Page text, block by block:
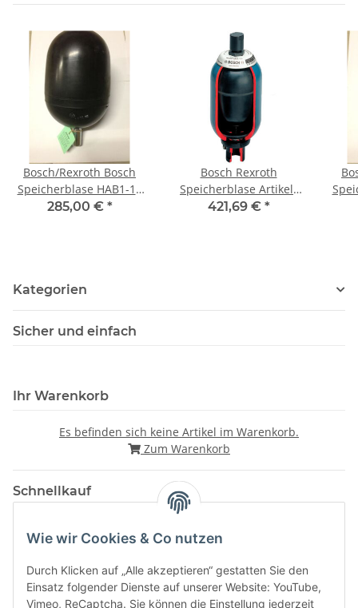
Wie wir Cookies & Co nutzen
Durch Klicken auf „Alle akzeptieren“ gestatten Sie den
Einsatz folgender Dienste auf unserer Website: YouTube,
Vimeo, ReCaptcha. Sie können die Einstellung jederzeit
Bosch/Rexroth Bosch
Speicherblase HAB1-1X
BLASE NBR Artikel-Nr.:
285,00 € *
Bosch Rexroth
Speicherblase Artikel-
Nr.: R901242648
421,69 € *
Kategorien
Sicher und einfach
Ihr Warenkorb
Es befinden sich keine Artikel im Warenkorb.
Zum Warenkorb
Schnellkauf